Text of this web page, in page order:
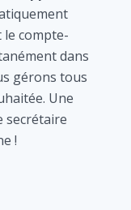
compte-
dans
gérons tous
Une
secrétaire
!